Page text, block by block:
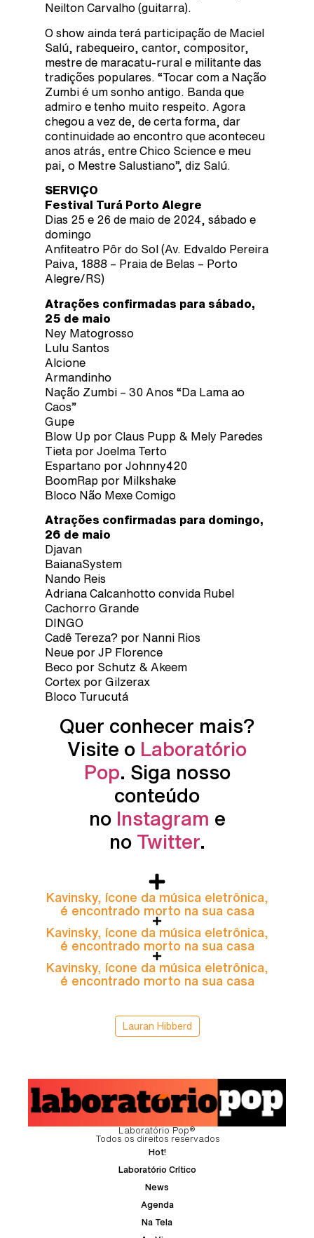
Neilton Carvalho (guitarra).
O show ainda terá participação de Maciel
Salú, rabequeiro, cantor, compositor,
mestre de maracatu-rural e militante das
tradições populares. “Tocar com a Nação
Zumbi é um sonho antigo. Banda que
admiro e tenho muito respeito. Agora
chegou a vez de, de certa forma, dar
continuidade ao encontro que aconteceu
anos atrás, entre Chico Science e meu
pai, o Mestre Salustiano”, diz Salú.
SERVIÇO
Festival Turá Porto Alegre
Dias 25 e 26 de maio de 2024, sábado e
domingo
Anfiteatro Pôr do Sol (Av. Edvaldo Pereira
Paiva, 1888 – Praia de Belas – Porto
Alegre/RS)
Atrações confirmadas para sábado,
25 de maio
Ney Matogrosso
Lulu Santos
Alcione
Armandinho
Nação Zumbi – 30 Anos “Da Lama ao
Caos”
Gupe
Blow Up por Claus Pupp & Mely Paredes
Tieta por Joelma Terto
Espartano por Johnny420
BoomRap por Milkshake
Bloco Não Mexe Comigo
Atrações confirmadas para domingo,
26 de maio
Djavan
BaianaSystem
Nando Reis
Adriana Calcanhotto convida Rubel
Cachorro Grande
DINGO
Cadê Tereza? por Nanni Rios
Neue por JP Florence
Beco por Schutz & Akeem
Cortex por Gilzerax
Bloco Turucutá
Quer conhecer mais?
Visite o Laboratório
Pop. Siga nosso
conteúdo
no Instagram e
no Twitter.
Kavinsky, ícone da música eletrônica,
é encontrado morto na sua casa
Kavinsky, ícone da música eletrônica,
é encontrado morto na sua casa
Kavinsky, ícone da música eletrônica,
é encontrado morto na sua casa
Lauran Hibberd
Laboratório Pop®
Todos os direitos reservados
Hot!
Laboratório Crítico
News
Agenda
Na Tela